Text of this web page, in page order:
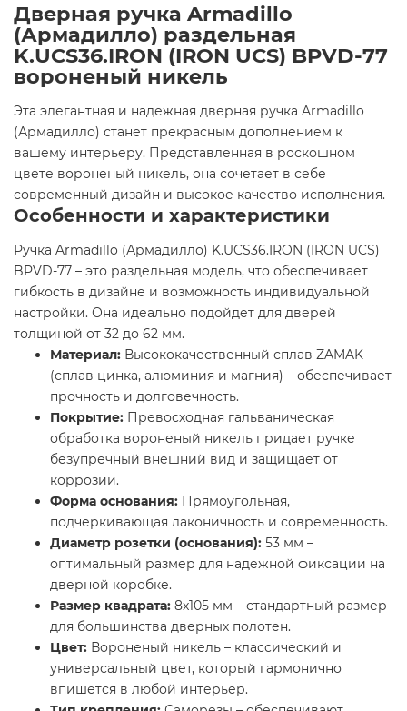
Дверная ручка Armadillo
(Армадилло) раздельная
K.UCS36.IRON (IRON UCS) BPVD-77
вороненый никель
Эта элегантная и надежная дверная ручка Armadillo
(Армадилло) станет прекрасным дополнением к
вашему интерьеру. Представленная в роскошном
цвете вороненый никель, она сочетает в себе
современный дизайн и высокое качество исполнения.
Особенности и характеристики
Ручка Armadillo (Армадилло) K.UCS36.IRON (IRON UCS)
BPVD-77 – это раздельная модель, что обеспечивает
гибкость в дизайне и возможность индивидуальной
настройки. Она идеально подойдет для дверей
толщиной от 32 до 62 мм.
Материал: Высококачественный сплав ZAMAK
(сплав цинка, алюминия и магния) – обеспечивает
прочность и долговечность.
Покрытие: Превосходная гальваническая
обработка вороненый никель придает ручке
безупречный внешний вид и защищает от
коррозии.
Форма основания: Прямоугольная,
подчеркивающая лаконичность и современность.
Диаметр розетки (основания): 53 мм –
оптимальный размер для надежной фиксации на
дверной коробке.
Размер квадрата: 8x105 мм – стандартный размер
для большинства дверных полотен.
Цвет: Вороненый никель – классический и
универсальный цвет, который гармонично
впишется в любой интерьер.